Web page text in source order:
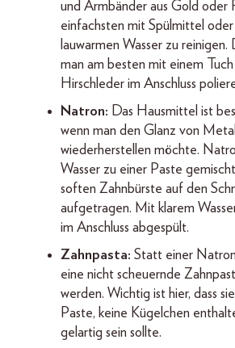
und Armbänder aus Gold oder
einfachsten mit Spülmittel oder
lauwarmen Wasser zu reinigen.
man am besten mit einem
Hirschleder im Anschluss
Natron: Das Hausmittel ist
wenn man den Glanz von
wiederherstellen möchte.
Wasser zu einer Paste
soften Zahnbürste auf den
aufgetragen. Mit klarem
im Anschluss abgespült.
Zahnpasta: Statt einer
eine nicht scheuernde
werden. Wichtig ist hier, dass
Paste, keine Kügelchen
gelartig sein sollte.